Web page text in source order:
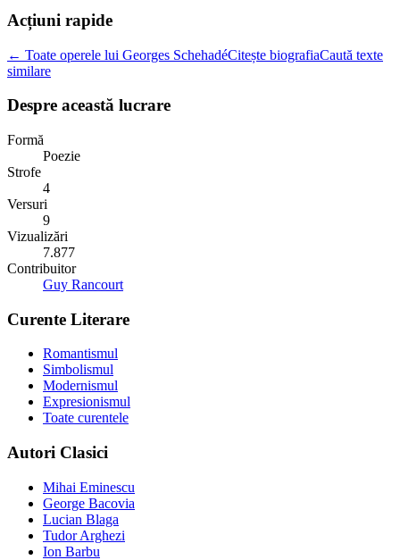
Acțiuni rapide
← Toate operele lui Georges SchehadéCitește biografiaCaută texte
similare
Despre această lucrare
Formă
Poezie
Strofe
4
Versuri
9
Vizualizări
7.877
Contribuitor
Guy Rancourt
Curente Literare
Romantismul
Simbolismul
Modernismul
Expresionismul
Toate curentele
Autori Clasici
Mihai Eminescu
George Bacovia
Lucian Blaga
Tudor Arghezi
Ion Barbu